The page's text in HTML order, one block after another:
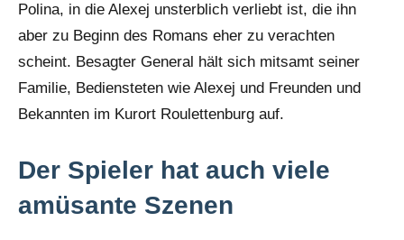
Polina, in die Alexej unsterblich verliebt ist, die ihn
aber zu Beginn des Romans eher zu verachten
scheint. Besagter General hält sich mitsamt seiner
Familie, Bediensteten wie Alexej und Freunden und
Bekannten im Kurort Roulettenburg auf.
Der Spieler hat auch viele
amüsante Szenen